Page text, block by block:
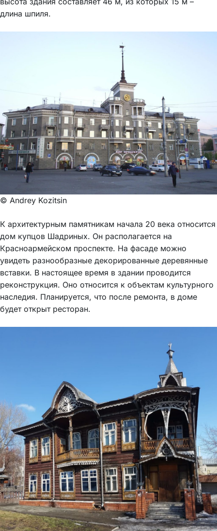
длина шпиля.
© Andrey Kozitsin
К архитектурным памятникам начала 20 века относится
дом купцов Шадриных. Он располагается на
Красноармейском проспекте. На фасаде можно
увидеть разнообразные декорированные деревянные
вставки. В настоящее время в здании проводится
реконструкция. Оно относится к объектам культурного
наследия. Планируется, что после ремонта, в доме
будет открыт ресторан.